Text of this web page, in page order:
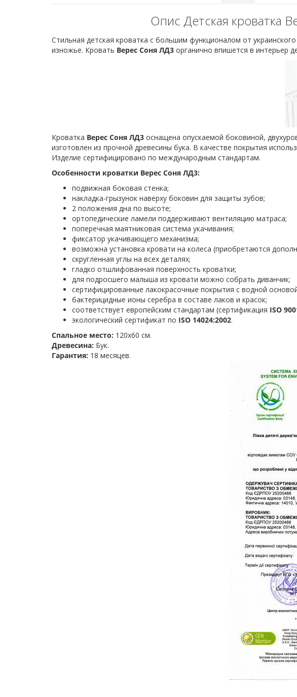
Опис Детская кроватка
Стильная детская кроватка с большим функционалом от
изножье. Кровать Верес Соня ЛД3 органично впишется в интерьер
Кроватка Верес Соня ЛД3 оснащена опускаемой боковиной,
изготовлен из прочной древесины бука. В качестве покрытия
Изделие сертифицировано по международным стандартам.
Особенности кроватки Верес Соня ЛД3:
подвижная боковая стенка;
накладка-грызунок наверху боковин для защиты зубов;
2 положения дна по высоте;
ортопедические ламели поддерживают вентиляцию матраса;
поперечная маятниковая система укачивания;
фиксатор укачивающего механизма;
возможна установка кровати на колеса (приобретаются
скругленная углы на всех деталях;
гладко отшлифованная поверхность кроватки;
для подросшего малыша из кровати можно собрать диванчик;
сертифицированные лакокрасочные покрытия с водной
бактерицидные ионы серебра в составе лаков и красок;
соответствует европейским стандартам (сертификация ISO
экологический сертификат по ISO 14024:2002.
Спальное место: 120х60 см.
Древесина: Бук.
Гарантия: 18 месяцев.